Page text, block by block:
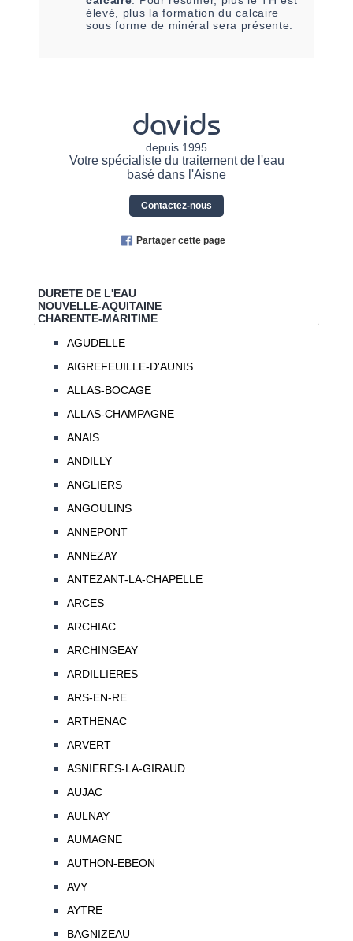
élevé, plus la formation du calcaire
sous forme de minéral sera présente.
davids
depuis 1995
Votre spécialiste du traitement de l'eau
basé dans l'Aisne
Contactez-nous
Partager cette page
DURETE DE L'EAU
NOUVELLE-AQUITAINE
CHARENTE-MARITIME
AGUDELLE
AIGREFEUILLE-D'AUNIS
ALLAS-BOCAGE
ALLAS-CHAMPAGNE
ANAIS
ANDILLY
ANGLIERS
ANGOULINS
ANNEPONT
ANNEZAY
ANTEZANT-LA-CHAPELLE
ARCES
ARCHIAC
ARCHINGEAY
ARDILLIERES
ARS-EN-RE
ARTHENAC
ARVERT
ASNIERES-LA-GIRAUD
AUJAC
AULNAY
AUMAGNE
AUTHON-EBEON
AVY
AYTRE
BAGNIZEAU